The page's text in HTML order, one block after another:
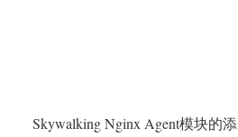
Skywalking Nginx Agent模块的